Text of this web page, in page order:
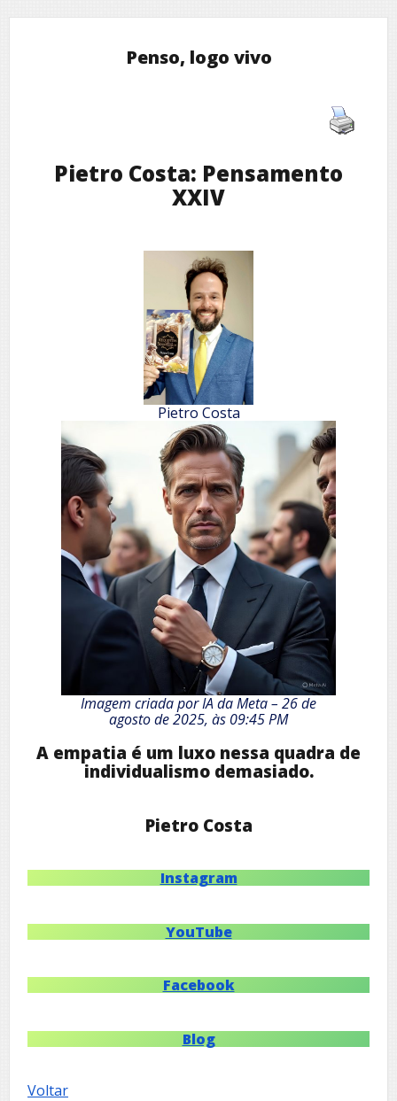
Penso, logo vivo
Pietro Costa: Pensamento
XXIV
Pietro Costa
Imagem criada por IA da Meta – 26 de
agosto de 2025, às 09:45 PM
A empatia é um luxo nessa quadra de
individualismo demasiado.
Pietro Costa
Instagram
YouTube
Facebook
Blog
Voltar